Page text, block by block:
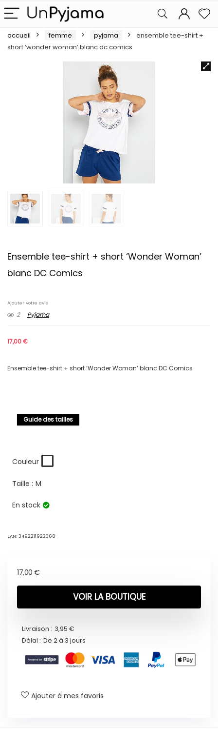
accueil femme pyjama
ensemble tee-shirt +
short ‘wonder woman’ blanc dc comics
Ensemble tee-shirt + short ‘Wonder Woman’
blanc DC Comics
Ajouter votre avis
2 Pyjama
17,00€
Ensemble tee-shirt + short ‘Wonder Woman’ blanc DC Comics
Guide des tailles
Couleur
Taille : M
En stock
EAN: 3492211922368
17,00 €
VOIR LA BOUTIQUE
Livraison : 3,95 €
Délai : De 2 à 3 jours
Ajouter à mes favoris